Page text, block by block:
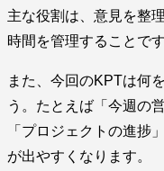
主な役割は、意見を整
時間を管理することです
また、今回のKPTは何
う。たとえば「今週の
「プロジェクトの進捗
が出やすくなります。